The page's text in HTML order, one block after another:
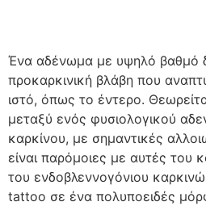
Ένα αδένωμα με υψηλό βαθμό
προκαρκινική βλάβη που
ιστό, όπως το έντερο.
μεταξύ ενός φυσιολογικού
καρκίνου, με σημαντικές
είναι παρόμοιες με αυτές του
του ενδοβλεννογόνιου
tattoo σε ένα πολυποειδές